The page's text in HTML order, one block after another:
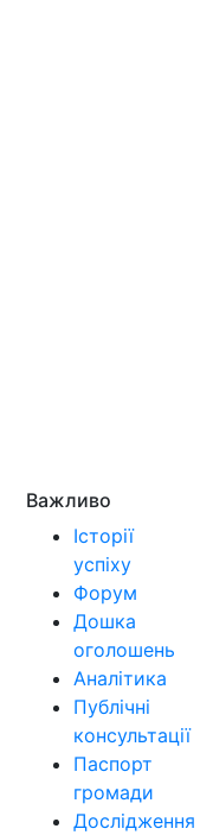
Важливо
Історії
успіху
Форум
Дошка
оголошень
Аналітика
Публічні
консультації
Паспорт
громади
Дослідження